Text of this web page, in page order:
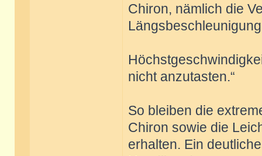
Chiron, nämlich die
nicht anzutasten.“
So bleiben die
Chiron sowie die
erhalten. Ein